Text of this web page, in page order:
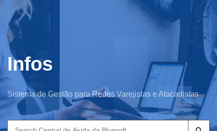
Infos
Sistema de Gestão para Redes Varejistas e Atacadistas
Search